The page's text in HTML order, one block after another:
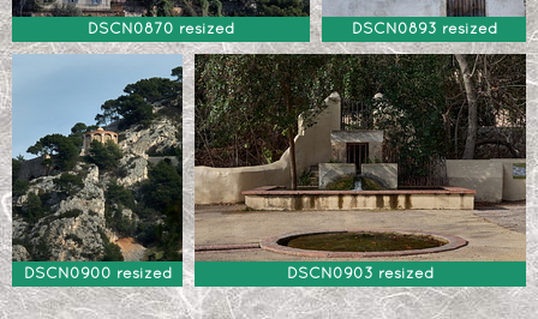
DSCN0870 resized DSCN0893 resized
DSCN0900 resized DSCN0903 resized